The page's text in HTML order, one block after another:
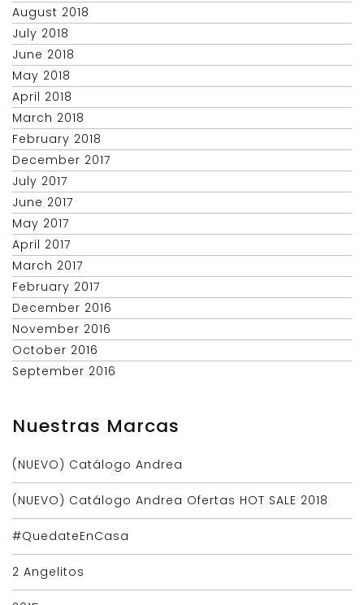
August 2018
July 2018
June 2018
May 2018
April 2018
March 2018
February 2018
December 2017
July 2017
June 2017
May 2017
April 2017
March 2017
February 2017
December 2016
November 2016
October 2016
September 2016
Nuestras Marcas
(NUEVO) Catálogo Andrea
(NUEVO) Catálogo Andrea Ofertas HOT SALE 2018
#QuedateEnCasa
2 Angelitos